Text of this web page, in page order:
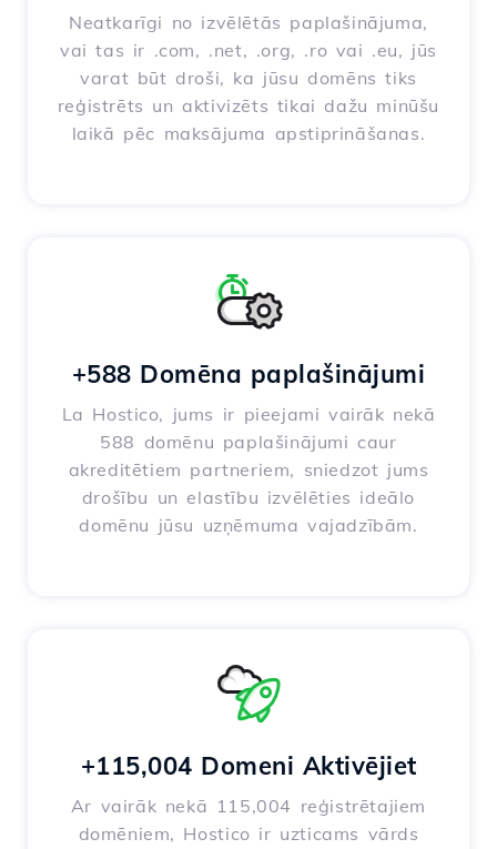
Neatkarīgi no izvēlētās paplašinājuma,
vai tas ir .com, .net, .org, .ro vai .eu, jūs
varat būt droši, ka jūsu domēns tiks
reģistrēts un aktivizēts tikai dažu minūšu
laikā pēc maksājuma apstiprināšanas.
+588 Domēna paplašinājumi
La Hostico, jums ir pieejami vairāk nekā
588 domēnu paplašinājumi caur
akreditētiem partneriem, sniedzot jums
drošību un elastību izvēlēties ideālo
domēnu jūsu uzņēmuma vajadzībām.
+115,004 Domeni Aktivējiet
Ar vairāk nekā 115,004 reģistrētajiem
domēniem, Hostico ir uzticams vārds